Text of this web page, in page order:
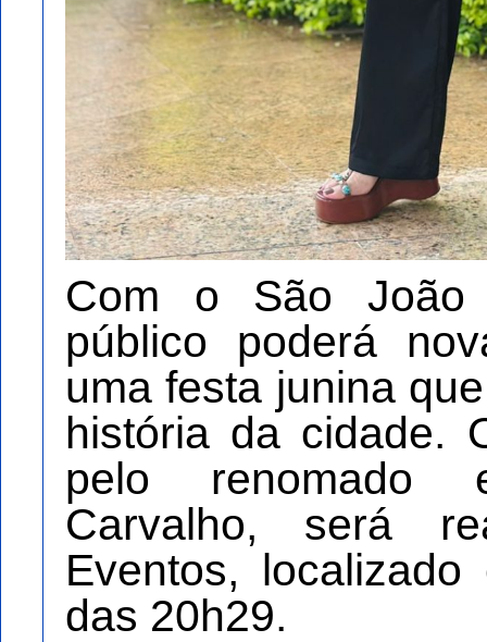
Com o São João
público poderá
uma festa junina
história da cidade.
pelo renomado
Carvalho, será
Eventos,
das 20h29.